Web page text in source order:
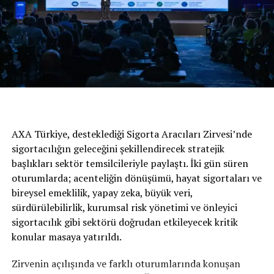
sahipleri bu kurallara uymadığı takdirde cezalandırılmış
olurlar. Trafik cezaları, araç sahiplerinin bilmesi gereken
konulardandır. Bir araç sahibi trafiğe çıktığı vakit,
trafikte hangi durumların trafik cezaları kapsamına
girdiği ve ayrıca trafik para cezalarının tutarları
hakkında bilgi sahibi olmaları gerekmektedir. Örnek
cezaları gibi birtakım trafik cezaları mevcuttur. Yeni
trafik cezaları ve listesi nedir? Merak edilen bu soruyu
yanıtlayacağız. Trafik cezaları fiyatları nelerdir? Hız
cezaları 2020 işte detaylar.
YENİ TRAFİK CEZALARI
Şehir içi hız 50 km olmak üzere:
AXA Türkiye, desteklediği Sigorta Aracıları Zirvesi’nde
sigortacılığın geleceğini şekillendirecek stratejik
başlıkları sektör temsilcileriyle paylaştı. İki gün süren
oturumlarda; acenteliğin dönüşümü, hayat sigortaları ve
bireysel emeklilik, yapay zeka, büyük veri,
sürdürülebilirlik, kurumsal risk yönetimi ve önleyici
sigortacılık gibi sektörü doğrudan etkileyecek kritik
konular masaya yatırıldı.
Zirvenin açılışında ve farklı oturumlarında konuşan